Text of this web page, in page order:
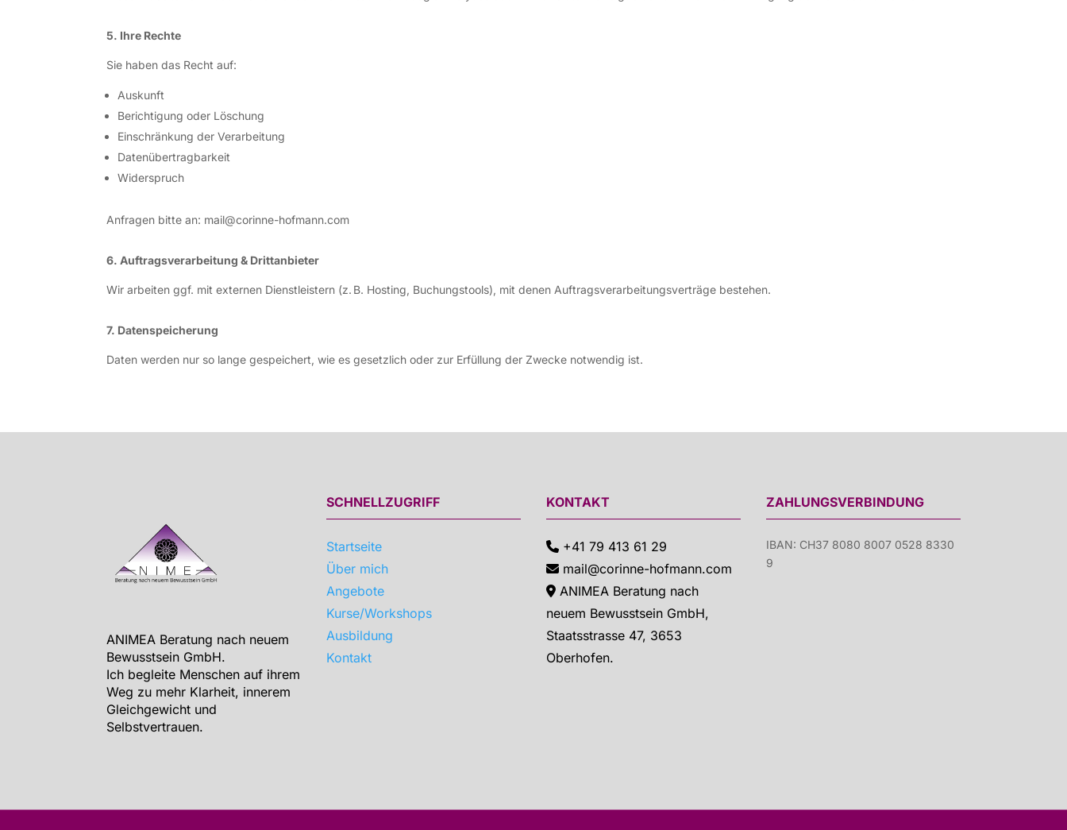
5. Ihre Rechte
Sie haben das Recht auf:
Auskunft
Berichtigung oder Löschung
Einschränkung der Verarbeitung
Datenübertragbarkeit
Widerspruch
Anfragen bitte an: mail@corinne-hofmann.com
6. Auftragsverarbeitung & Drittanbieter
Wir arbeiten ggf. mit externen Dienstleistern (z. B. Hosting, Buchungstools), mit denen Auftragsverarbeitungsverträge bestehen.
7. Datenspeicherung
Daten werden nur so lange gespeichert, wie es gesetzlich oder zur Erfüllung der Zwecke notwendig ist.
ANIMEA Beratung nach neuem
Bewusstsein GmbH.
Ich begleite Menschen auf ihrem
Weg zu mehr Klarheit, innerem
Gleichgewicht und
Selbstvertrauen.
SCHNELLZUGRIFF
Startseite
Über mich
Angebote
Kurse/Workshops
Ausbildung
Kontakt
KONTAKT
+41 79 413 61 29
mail@corinne-hofmann.com
ANIMEA Beratung nach
neuem Bewusstsein GmbH,
Staatsstrasse 47, 3653
Oberhofen.
ZAHLUNGSVERBINDUNG
IBAN: CH37 8080 8007 0528 8330
9